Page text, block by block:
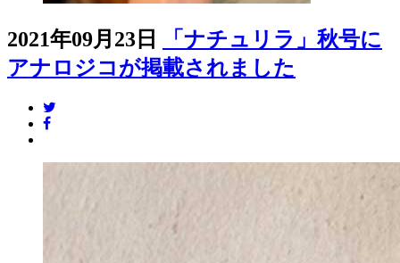
2021年09月23日
「ナチュリラ」秋号に
アナロジコが掲載されました